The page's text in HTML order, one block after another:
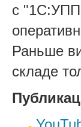
с
Раньше
складе